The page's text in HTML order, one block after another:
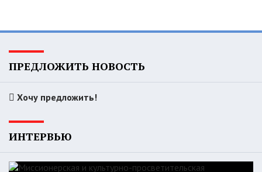
ПРЕДЛОЖИТЬ НОВОСТЬ
Хочу предложить!
ИНТЕРВЬЮ